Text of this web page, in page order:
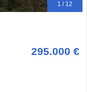
1 / 12
295.000 €